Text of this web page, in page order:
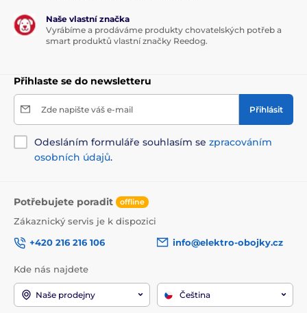
Naše vlastní značka
Vyrábíme a prodáváme produkty chovatelských potřeb a
smart produktů vlastní značky Reedog.
Přihlaste se do newsletteru
Zde napište váš e-mail Přihlásit
Odesláním formuláře souhlasím se zpracováním
osobních údajů.
Potřebujete poradit offline
Zákaznický servis je k dispozici
+420 216 216 106
info@elektro-obojky.cz
Kde nás najdete
Naše prodejny Čeština